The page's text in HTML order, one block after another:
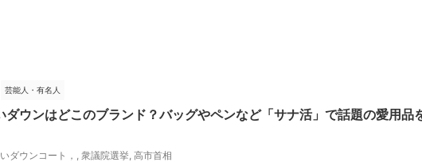
芸能人・有名人
ダウンはどこのブランド？バッグやペンなど「サナ活」で話題の愛用品
ダウンコート， , 衆議院選挙, 高市首相